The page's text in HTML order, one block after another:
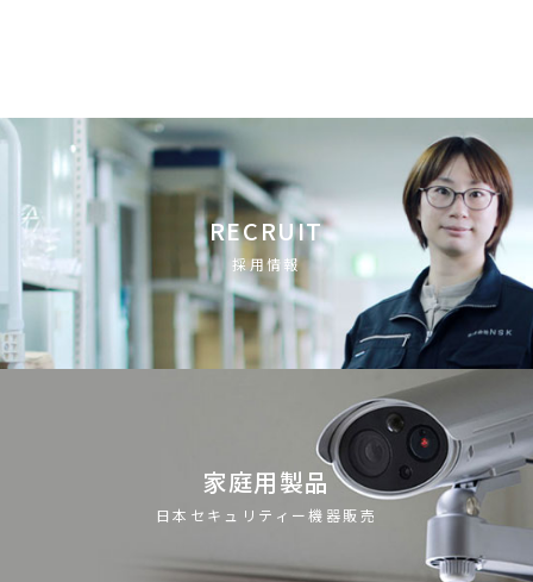
RECRUIT
採用情報
家庭用製品
日本セキュリティー機器販売